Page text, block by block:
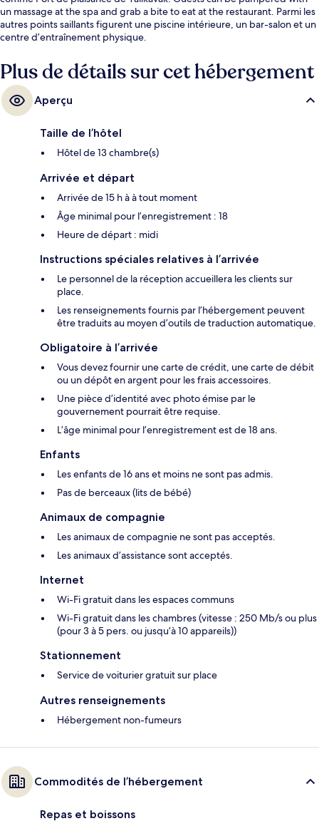
un massage at the spa and grab a bite to eat at the restaurant. Parmi les
autres points saillants figurent une piscine intérieure, un bar-salon et un
centre d’entraînement physique.
Plus de détails sur cet hébergement
Aperçu
Taille de l’hôtel
Hôtel de 13 chambre(s)
Arrivée et départ
Arrivée de 15 h à à tout moment
Âge minimal pour l’enregistrement : 18
Heure de départ : midi
Instructions spéciales relatives à l’arrivée
Le personnel de la réception accueillera les clients sur
place.
Les renseignements fournis par l’hébergement peuvent
être traduits au moyen d’outils de traduction automatique.
Obligatoire à l’arrivée
Vous devez fournir une carte de crédit, une carte de débit
ou un dépôt en argent pour les frais accessoires.
Une pièce d’identité avec photo émise par le
gouvernement pourrait être requise.
L’âge minimal pour l’enregistrement est de 18 ans.
Enfants
Les enfants de 16 ans et moins ne sont pas admis.
Pas de berceaux (lits de bébé)
Animaux de compagnie
Les animaux de compagnie ne sont pas acceptés.
Les animaux d’assistance sont acceptés.
Internet
Wi-Fi gratuit dans les espaces communs
Wi-Fi gratuit dans les chambres (vitesse : 250 Mb/s ou plus
(pour 3 à 5 pers. ou jusqu’à 10 appareils))
Stationnement
Service de voiturier gratuit sur place
Autres renseignements
Hébergement non-fumeurs
Commodités de l’hébergement
Repas et boissons